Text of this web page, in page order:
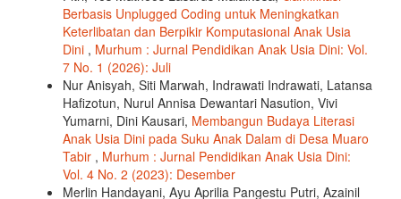
Berbasis Unplugged Coding untuk Meningkatkan
Keterlibatan dan Berpikir Komputasional Anak Usia
Dini , Murhum : Jurnal Pendidikan Anak Usia Dini: Vol.
7 No. 1 (2026): Juli
Nur Anisyah, Siti Marwah, Indrawati Indrawati, Latansa
Hafizotun, Nurul Annisa Dewantari Nasution, Vivi
Yumarni, Dini Kausari, Membangun Budaya Literasi
Anak Usia Dini pada Suku Anak Dalam di Desa Muaro
Tabir , Murhum : Jurnal Pendidikan Anak Usia Dini:
Vol. 4 No. 2 (2023): Desember
Merlin Handayani, Ayu Aprilia Pangestu Putri, Azainil